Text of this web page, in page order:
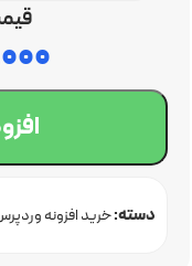
دسته:خرید افزونه